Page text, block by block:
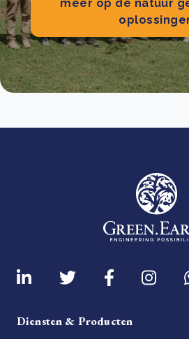
meer op de natuur
Diensten & Producten